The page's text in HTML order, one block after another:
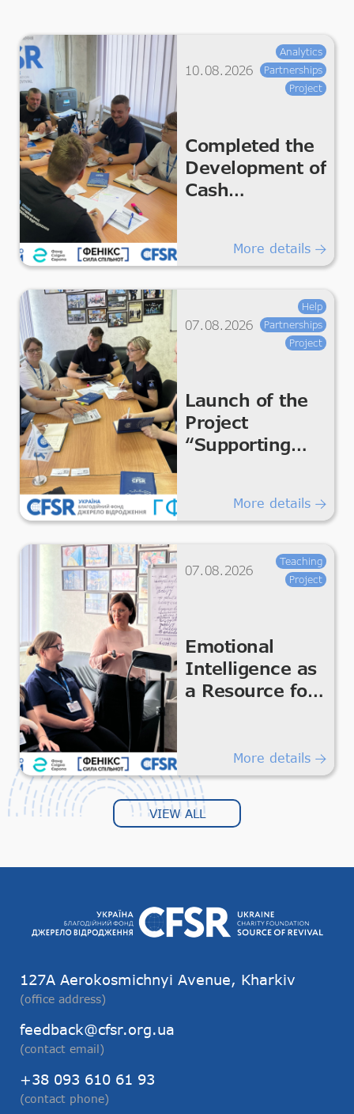
10.08.2026
Analytics
Partnerships
Project
Completed the
Development of
Cash
PoliciesMore details
07.08.2026
Help
Partnerships
Project
Launch of the
Project
“Supporting
for Essential
More details
07.08.2026
Teaching
Project
Emotional
Intelligence as
a Resource for
More details
VIEW ALL
127А Aerokosmichnyi Avenue, Kharkiv
(office address)
feedback@cfsr.org.ua
(contact email)
+38 093 610 61 93
(contact phone)